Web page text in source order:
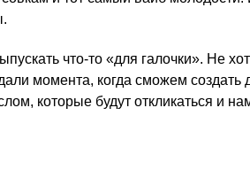
что-то «для галочки». Не
момента, когда сможем создать
которые будут откликаться и